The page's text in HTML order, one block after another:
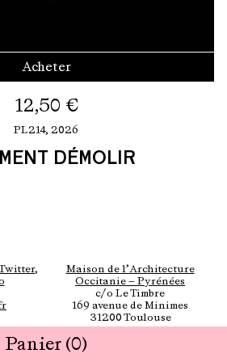
Acheter
12,50 €
PL214, 2026
DÉMOLIR
Panier (0)
,
Maison de l’Architecture
Occitanie — Pyrénées
c/o Le Timbre
169 avenue de Minimes
31200 Toulouse